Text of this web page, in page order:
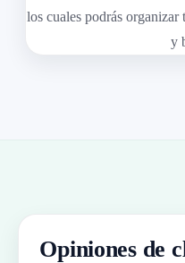
los cuales podrás organizar
y
Opiniones de